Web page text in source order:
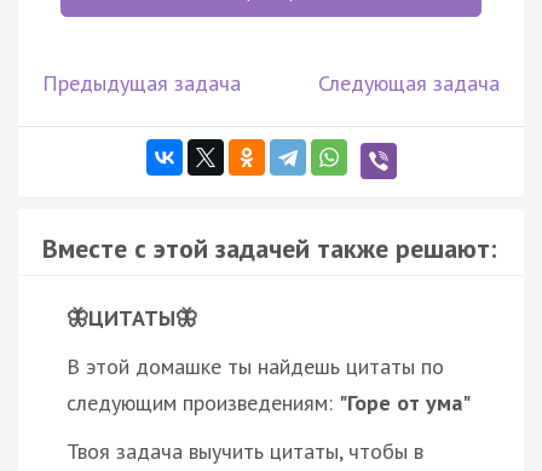
Предыдущая задача Следующая задача
Вместе с этой задачей также решают:
🦋ЦИТАТЫ🦋
В этой домашке ты найдешь цитаты по
следующим произведениям: "Горе от ума"
Твоя задача выучить цитаты, чтобы в